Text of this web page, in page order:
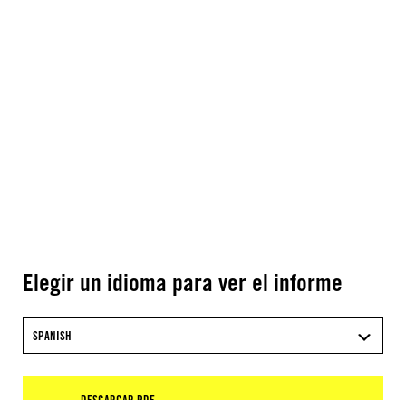
Elegir un idioma para ver el informe
SPANISH